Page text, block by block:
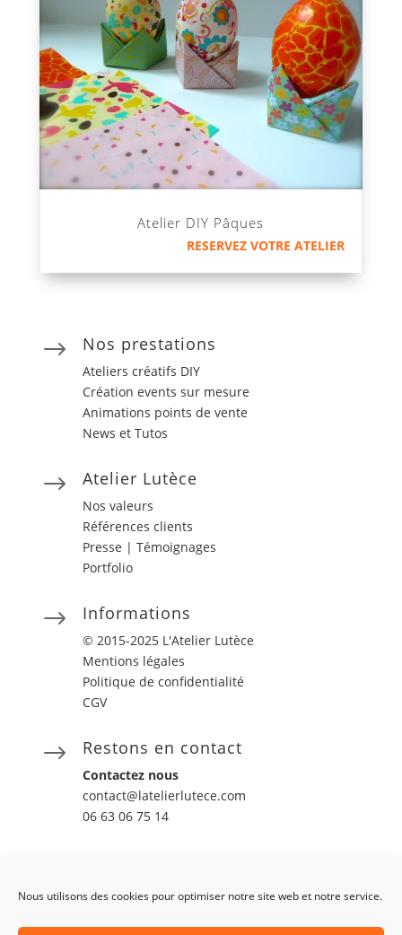
Nous utilisons des cookies pour optimiser notre site web et notre service.
Atelier DIY Pâques
RESERVEZ VOTRE ATELIER
$ Nos prestations
Ateliers créatifs DIY
Création events sur mesure
Animations points de vente
News et Tutos
$ Atelier Lutèce
Nos valeurs
Références clients
Presse | Témoignages
Portfolio
$ Informations
© 2015-2025 L'Atelier Lutèce
Mentions légales
Politique de confidentialité
CGV
$ Restons en contact
Contactez nous
contact@latelierlutece.com
06 63 06 75 14